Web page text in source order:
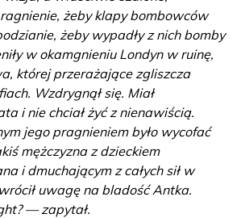
żeby klapy bombowców
żeby wypadły z nich bomby
w okamgnieniu Londyn w ruinę,
której przerażające zgliszcza
Wzdrygnął się. Miał
i nie chciał żyć z nienawiścią.
jego pragnieniem było wycofać
mężczyzna z dzieckiem
i dmuchającym z całych sił w
uwagę na bladość Antka.
— zapytał.